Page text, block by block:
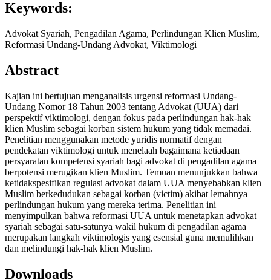
Keywords:
Advokat Syariah, Pengadilan Agama, Perlindungan Klien Muslim,
Reformasi Undang-Undang Advokat, Viktimologi
Abstract
Kajian ini bertujuan menganalisis urgensi reformasi Undang-
Undang Nomor 18 Tahun 2003 tentang Advokat (UUA) dari
perspektif viktimologi, dengan fokus pada perlindungan hak-hak
klien Muslim sebagai korban sistem hukum yang tidak memadai.
Penelitian menggunakan metode yuridis normatif dengan
pendekatan viktimologi untuk menelaah bagaimana ketiadaan
persyaratan kompetensi syariah bagi advokat di pengadilan agama
berpotensi merugikan klien Muslim. Temuan menunjukkan bahwa
ketidakspesifikan regulasi advokat dalam UUA menyebabkan klien
Muslim berkedudukan sebagai korban (victim) akibat lemahnya
perlindungan hukum yang mereka terima. Penelitian ini
menyimpulkan bahwa reformasi UUA untuk menetapkan advokat
syariah sebagai satu-satunya wakil hukum di pengadilan agama
merupakan langkah viktimologis yang esensial guna memulihkan
dan melindungi hak-hak klien Muslim.
Downloads